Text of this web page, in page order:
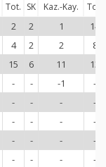
Tot. SK Kaz.-Kay. Tot.
2 2 1 14
4 2 2 8
15 6 11 13
- - -1 -
- - - -
- - - -
- - - -
- - - -